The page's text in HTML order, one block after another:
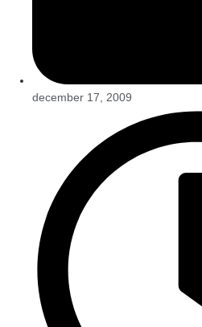
december 17, 2009